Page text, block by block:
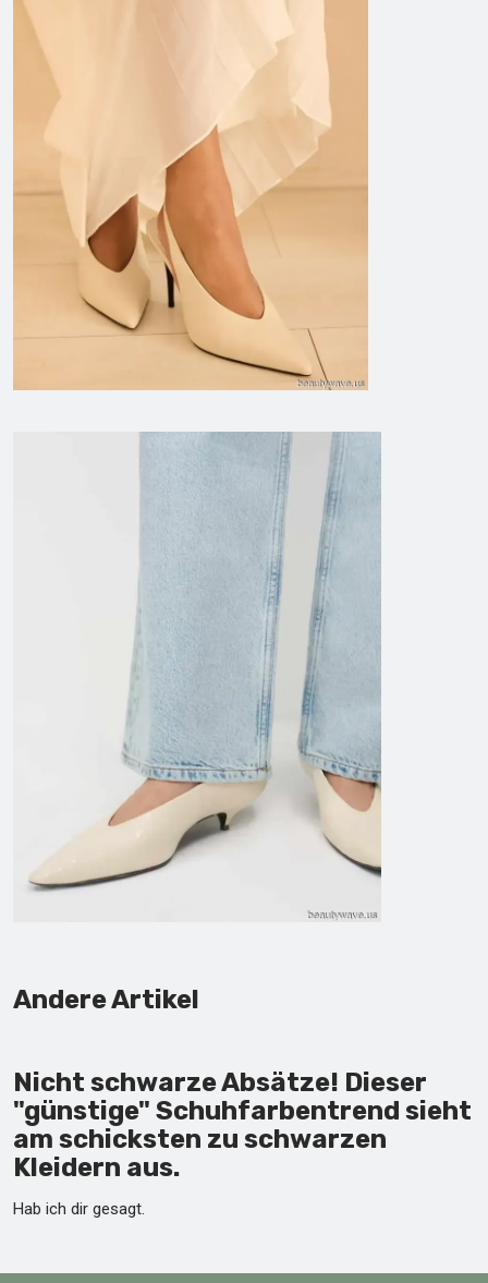
Andere Artikel
Nicht schwarze Absätze! Dieser
"günstige" Schuhfarbentrend sieht
am schicksten zu schwarzen
Kleidern aus.
Hab ich dir gesagt.